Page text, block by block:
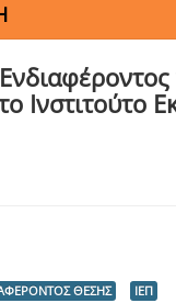
Ινστιτούτο
ΘΕΣΗΣ ΙΕΠ